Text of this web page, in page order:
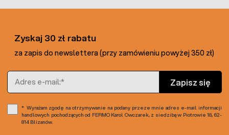
Pojemny i szczelny zbiornik
Ergonomiczny uchwyt pompy
automatyczny i lanca mosiężna
Pasek do przewieszenia przez
ramię
Manometr wskazujący aktualne
Zyskaj 30 zł rabatu
za zapis do newslettera (przy zamówieniu powyżej 350 zł)
Adres e-mail
Zapisz się
Wyrażam zgodę na otrzymywanie na podany przeze mnie adres e-mail informacji
handlowych pochodzących od FERMO Karol Owczarek, z siedzibą w Piotrowie 18, 62-
814 Blizanów.